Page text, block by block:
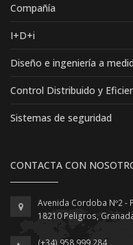
Compañía
I+D+i
Diseño e ingeniería a
Control Distribuido y
Sistemas de seguridad
CONTACTA CON
Avenida Cordoba Nº2 -
18210 Peligros,
(+34) 958 999 284